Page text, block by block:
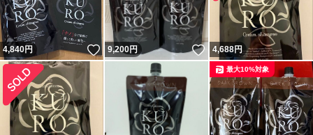
4,840円 いいね！
9,200円 いいね！
4,688円
最大10%対象